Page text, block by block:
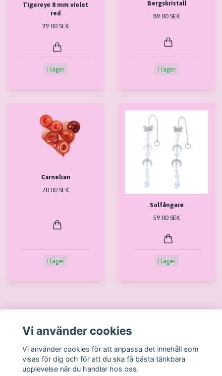
Tigereye 8 mm violet
red
99.00 SEK
I lager
Bergskristall
89.00 SEK
I lager
Carnelian
20.00 SEK
I lager
Solfångare
59.00 SEK
I lager
Köpvillkor
Vi använder cookies
Vi använder cookies för att anpassa det innehåll som
visas för dig och för att du ska få bästa tänkbara
upplevelse när du handlar hos oss.